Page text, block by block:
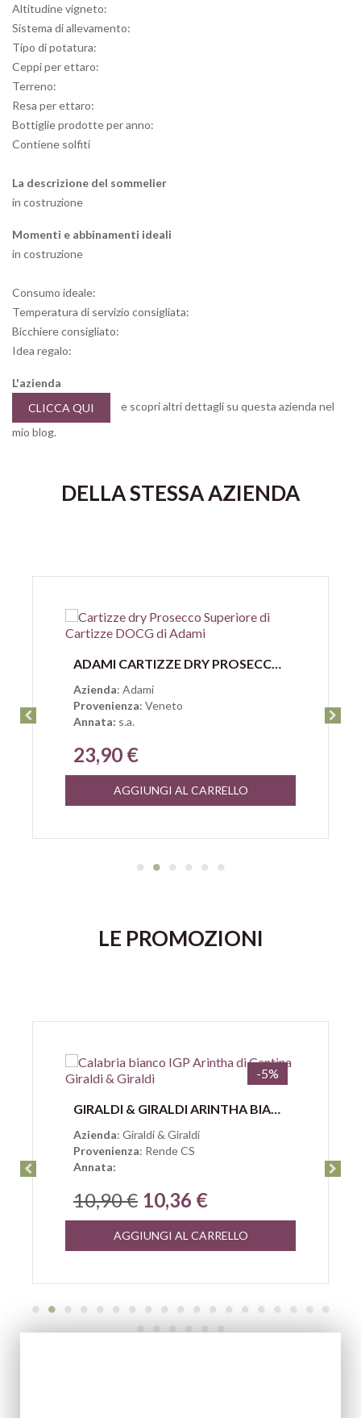
Altitudine vigneto:
Sistema di allevamento:
Tipo di potatura:
Ceppi per ettaro:
Terreno:
Resa per ettaro:
Bottiglie prodotte per anno:
Contiene solfiti
La descrizione del sommelier
in costruzione
Momenti e abbinamenti ideali
in costruzione
Consumo ideale:
Temperatura di servizio consigliata:
Bicchiere consigliato:
Idea regalo:
L'azienda
CLICCA QUI
e scopri altri dettagli su questa azienda nel
mio blog.
DELLA STESSA AZIENDA
Anteprima ADAMI CARTIZZE DRY PROSECCO SUPERIORE DI CARTIZZE DOCG
Azienda: Adami
Provenienza: Veneto
Annata: s.a.
23,90 €
AGGIUNGI AL CARRELLO
LE PROMOZIONI
Anteprima
-5%
GIRALDI & GIRALDI ARINTHA BIANCO CALABRIA IGP
Azienda: Giraldi & Giraldi
Provenienza: Rende CS
Annata:
10,90 € 10,36 €
AGGIUNGI AL CARRELLO